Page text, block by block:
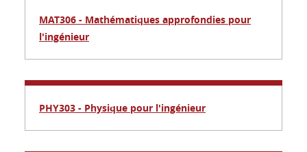
MAT306 - Mathématiques approfondies pour
l'ingénieur
PHY303 - Physique pour l'ingénieur